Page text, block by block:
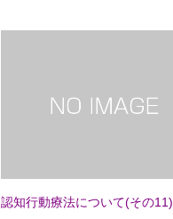
認知行動療法について(その11)